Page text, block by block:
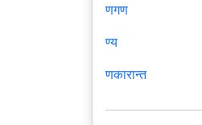
णगण
ण्य
णकारान्त